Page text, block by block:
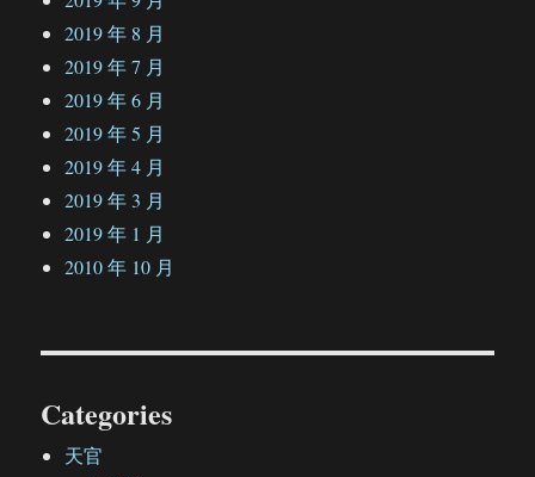
2019 年 8 月
2019 年 7 月
2019 年 6 月
2019 年 5 月
2019 年 4 月
2019 年 3 月
2019 年 1 月
2010 年 10 月
Categories
天官